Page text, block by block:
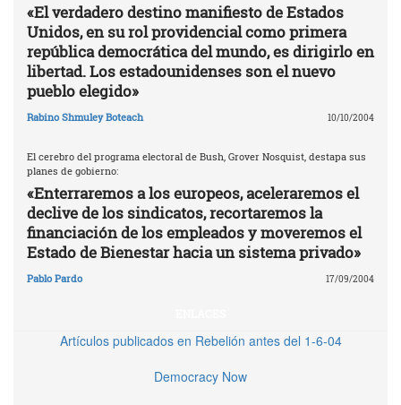
«El verdadero destino manifiesto de Estados
Unidos, en su rol providencial como primera
república democrática del mundo, es dirigirlo en
libertad. Los estadounidenses son el nuevo
pueblo elegido»
Rabino Shmuley Boteach 10/10/2004
El cerebro del programa electoral de Bush, Grover Nosquist, destapa sus
planes de gobierno:
«Enterraremos a los europeos, aceleraremos el
declive de los sindicatos, recortaremos la
financiación de los empleados y moveremos el
Estado de Bienestar hacia un sistema privado»
Pablo Pardo 17/09/2004
Artículos publicados en Rebelión antes del 1-6-04
Democracy Now